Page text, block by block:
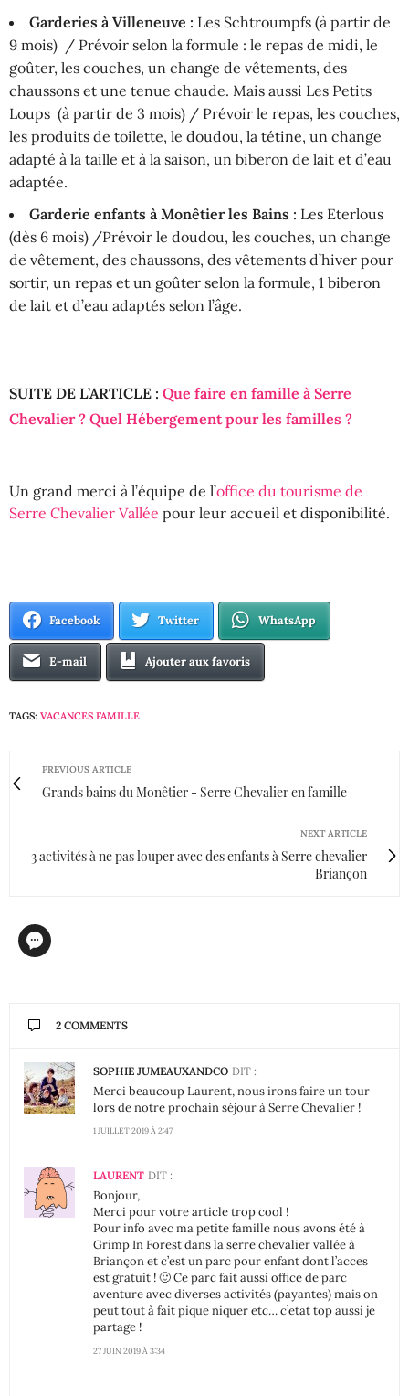
Garderies à Villeneuve : Les Schtroumpfs (à partir de
9 mois) / Prévoir selon la formule : le repas de midi, le
goûter, les couches, un change de vêtements, des
chaussons et une tenue chaude. Mais aussi Les Petits
Loups (à partir de 3 mois) / Prévoir le repas, les couches,
les produits de toilette, le doudou, la tétine, un change
adapté à la taille et à la saison, un biberon de lait et d’eau
adaptée.
Garderie enfants à Monêtier les Bains : Les Eterlous
(dès 6 mois) /Prévoir le doudou, les couches, un change
de vêtement, des chaussons, des vêtements d’hiver pour
sortir, un repas et un goûter selon la formule, 1 biberon
de lait et d’eau adaptés selon l’âge.
SUITE DE L’ARTICLE : Que faire en famille à Serre
Chevalier ? Quel Hébergement pour les familles ?
Un grand merci à l’équipe de l’office du tourisme de
Serre Chevalier Vallée pour leur accueil et disponibilité.
Facebook Twitter WhatsApp
E-mail Ajouter aux favoris
TAGS: VACANCES FAMILLE
PREVIOUS ARTICLE
Grands bains du Monêtier - Serre Chevalier en famille
NEXT ARTICLE
3 activités à ne pas louper avec des enfants à Serre chevalier
Briançon
2 COMMENTS
SOPHIE JUMEAUXANDCO DIT :
1 JUILLET 2019 À 2:47
Merci beaucoup Laurent, nous irons faire un tour
lors de notre prochain séjour à Serre Chevalier !
LAURENT DIT :
27 JUIN 2019 À 3:34
Bonjour,
Merci pour votre article trop cool !
Pour info avec ma petite famille nous avons été à
Grimp In Forest dans la serre chevalier vallée à
Briançon et c’est un parc pour enfant dont l’acces
est gratuit ! 🙂 Ce parc fait aussi office de parc
aventure avec diverses activités (payantes) mais on
peut tout à fait pique niquer etc… c’etat top aussi je
partage !